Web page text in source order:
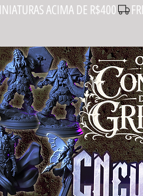
ACIMA DE R$400